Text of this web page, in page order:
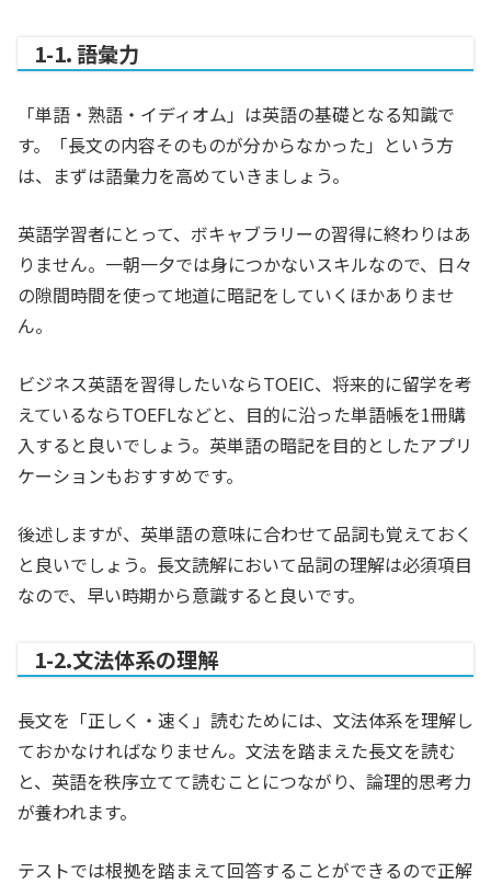
1-1. 語彙力
「単語・熟語・イディオム」は英語の基礎となる知識で
す。「長文の内容そのものが分からなかった」という方
は、まずは語彙力を高めていきましょう。
英語学習者にとって、ボキャブラリーの習得に終わりはあ
りません。一朝一夕では身につかないスキルなので、日々
の隙間時間を使って地道に暗記をしていくほかありませ
ん。
ビジネス英語を習得したいならTOEIC、将来的に留学を考
えているならTOEFLなどと、目的に沿った単語帳を1冊購
入すると良いでしょう。英単語の暗記を目的としたアプリ
ケーションもおすすめです。
後述しますが、英単語の意味に合わせて品詞も覚えておく
と良いでしょう。長文読解において品詞の理解は必須項目
なので、早い時期から意識すると良いです。
1-2.文法体系の理解
長文を「正しく・速く」読むためには、文法体系を理解し
ておかなければなりません。文法を踏まえた長文を読む
と、英語を秩序立てて読むことにつながり、論理的思考力
が養われます。
テストでは根拠を踏まえて回答することができるので正解